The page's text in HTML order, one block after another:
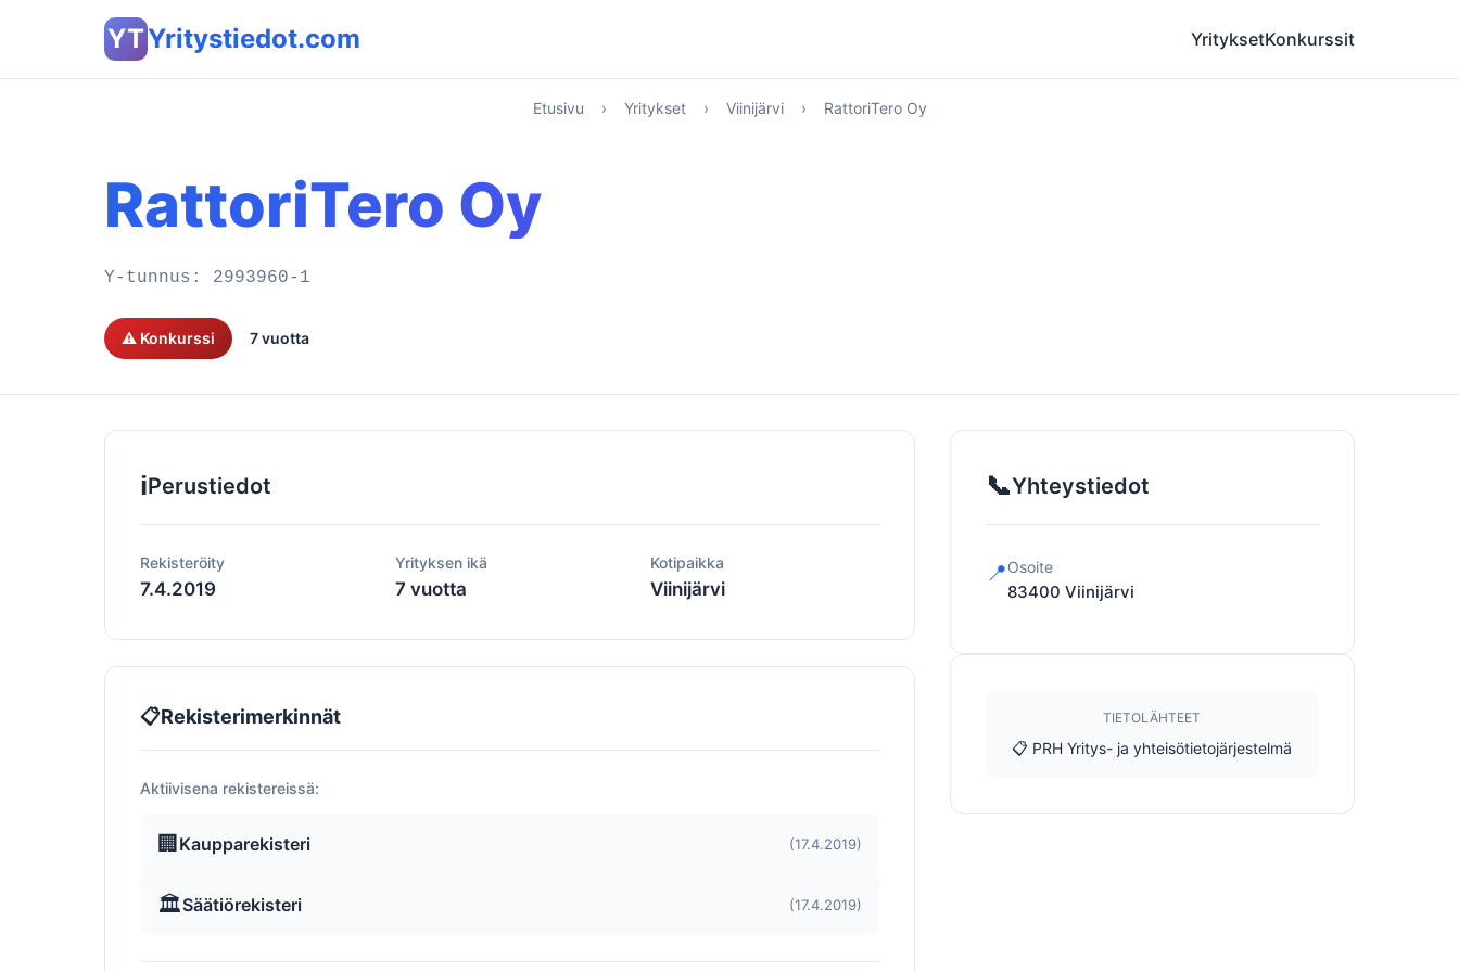
YTYritystiedot.com YrityksetKonkurssit
Etusivu › Yritykset › Viinijärvi › RattoriTero Oy
RattoriTero Oy
Y-tunnus: 2993960-1
⚠️ Konkurssi 7 vuotta
ℹ️Perustiedot
Rekisteröity
7.4.2019
Yrityksen ikä
7 vuotta
Kotipaikka
Viinijärvi
📋Rekisterimerkinnät
Aktiivisena rekistereissä:
🏢 Kaupparekisteri (17.4.2019)
🏛️Säätiörekisteri (17.4.2019)
📞Yhteystiedot
📍Osoite
83400 Viinijärvi
TIETOLÄHTEET
📋 PRH Yritys- ja yhteisötietojärjestelmä